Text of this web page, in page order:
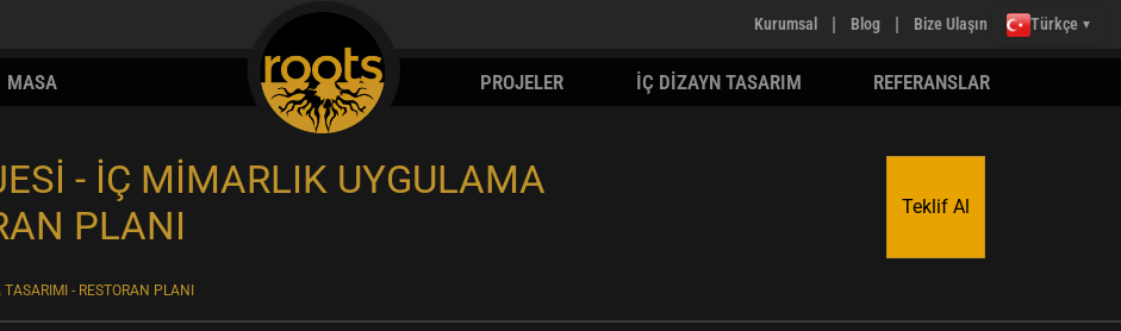
Kurumsal | Blog | Bize Ulaşın Türkçe ▼
MASA PROJELER İÇ DİZAYN TASARIM REFERANSLAR
- İÇ MİMARLIK UYGULAMA
PLANI
Teklif Al
- RESTORAN PLANI